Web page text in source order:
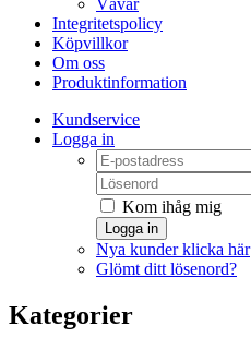
Vävar
Integritetspolicy
Köpvillkor
Om oss
Produktinformation
Kundservice
Logga in
Kom ihåg mig
Logga in
Nya kunder klicka här
Glömt ditt lösenord?
Kategorier